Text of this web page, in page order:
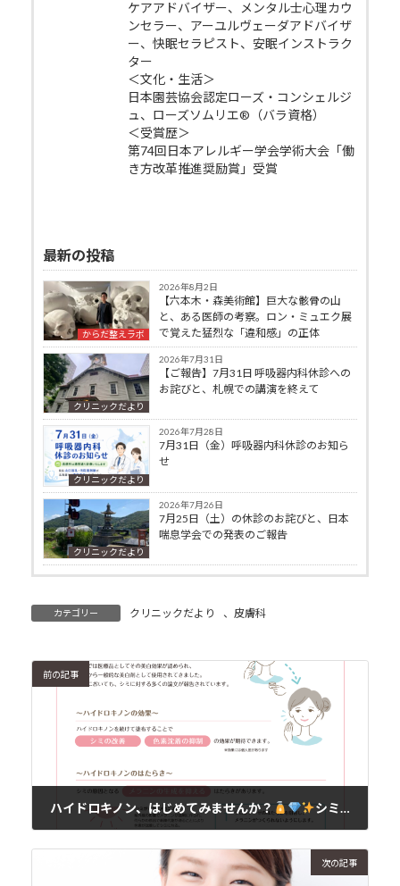
ケアアドバイザー、メンタル士心理カウ
ンセラー、アーユルヴェーダアドバイザ
ー、快眠セラピスト、安眠インストラク
ター
＜文化・生活＞
日本園芸協会認定ローズ・コンシェルジ
ュ、ローズソムリエ®（バラ資格）
＜受賞歴＞
第74回日本アレルギー学会学術大会「働
き方改革推進奨励賞」受賞
最新の投稿
からだ整えラボ
2026年8月2日
【六本木・森美術館】巨大な骸骨の山
と、ある医師の考察。ロン・ミュエク展
で覚えた猛烈な「違和感」の正体
クリニックだより
2026年7月31日
【ご報告】7月31日 呼吸器内科休診への
お詫びと、札幌での講演を終えて
クリニックだより
2026年7月28日
7月31日（金）呼吸器内科休診のお知ら
せ
クリニックだより
2026年7月26日
7月25日（土）の休診のお詫びと、日本
喘息学会での発表のご報告
カテゴリー クリニックだより 、皮膚科
前の記事
ハイドロキノン、はじめてみませんか？ シミ・くすみに悩むあなたへ
次の記事